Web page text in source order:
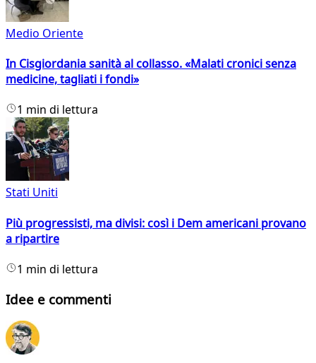
Medio Oriente
In Cisgiordania sanità al collasso. «Malati cronici senza
medicine, tagliati i fondi»
1 min di lettura
Stati Uniti
Più progressisti, ma divisi: così i Dem americani provano
a ripartire
1 min di lettura
Idee e commenti